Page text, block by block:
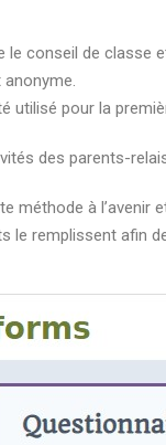
le conseil de
utilisé pour la
des parents-
méthode à
le remplissent afin